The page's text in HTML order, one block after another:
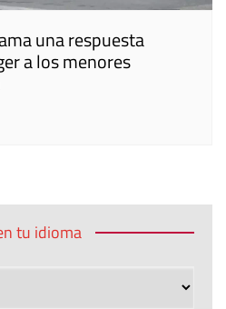
una respuesta
a los menores
tu idioma